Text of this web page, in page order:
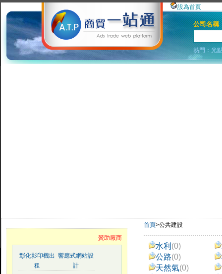
設為首頁
公司名稱
熱門：光
贊助廠商
彰化影印機出
租
響應式網站設
計
首頁>公共建設
水利 (0)
公路(0)
天然氣(0)